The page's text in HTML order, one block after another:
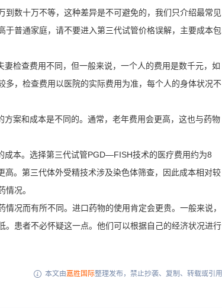
数十万不等，这种差异是不可避免的，我们只介绍最常见
普通家庭，请不要进入第三代试管价格误解，主要成本包
检查费用不同，但一般来说，一个人的费用是数千元，如
，检查费用以医院的实际费用为准，每个人的身体状况不
案和成本是不同的。通常，老年费用会更高，这也与药物
本。选择第三代试管PGD—FISH技术的医疗费用约为8
。第三代体外受精技术涉及染色体筛查，因此成本相对较
况。
而有所不同。进口药物的使用肯定会更贵。一般来说，
患者不必怀疑这一点。他们可以根据自己的经济状况进行
 本文由嘉胜国际整理发布，禁止抄袭、复制、转载或引用